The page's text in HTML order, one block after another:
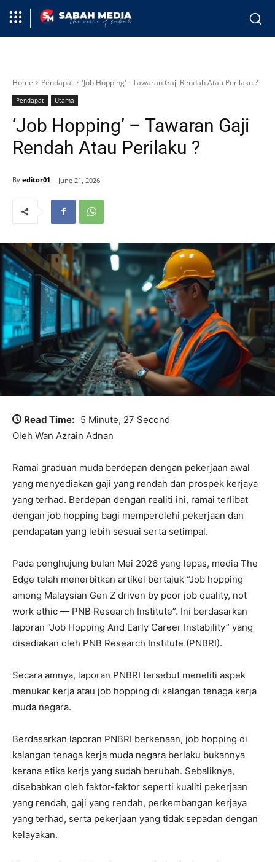
Home Pendapat 'Job Hopping' - Tawaran Gaji Rendah Atau Perilaku ?
Pendapat Utama
‘Job Hopping’ – Tawaran Gaji
Rendah Atau Perilaku ?
By editor01 June 21, 2026
Read Time: 5 Minute, 27 Second
Oleh Wan Azrain Adnan
Ramai graduan muda berdepan dengan pekerjaan awal
yang menyediakan gaji yang rendah dan prospek kerjaya
yang terhad. Berdepan dengan realiti ini, ramai terlibat
dengan job hopping bagi memperolehi pekerjaan dan
pendapatan yang lebih sesuai serta setimpal.
Pada penghujung bulan Mei 2026 yang lepas, media The
Edge telah menerbitkan artikel bertajuk “Job hopping
among Malaysian Gen Z driven by poor job quality, not
work ethic — PNB Research Institute”. Ini berdasarkan
laporan “Job Hopping And Early Career Instability” yang
disediakan oleh PNB Research Institute (PNBRI).
Secara amnya, laporan PNBRI tersebut meneliti aspek
menukar kerja atau job hopping di kalangan tenaga kerja
muda negara.
Berdasarkan laporan PNBRI berkenaan, job hopping di
kalangan tenaga kerja muda negara berlaku bukannya
kerana etika kerja yang sudah berubah. Sebaliknya,
disebabkan oleh faktor-faktor seperti kualiti pekerjaan
yang rendah, gaji yang rendah, perkembangan kerjaya
yang terhad, serta pekerjaan yang tidak sepadan dengan
kelayakan.